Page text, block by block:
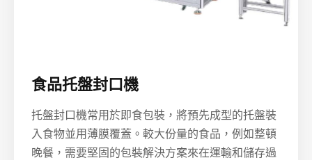
食品托盤封口機
托盤封口機常用於即食包裝，將預先成型的托盤裝
入食物並用薄膜覆蓋。較大份量的食品，例如整頓
晚餐，需要堅固的包裝解決方案來在運輸和儲存過